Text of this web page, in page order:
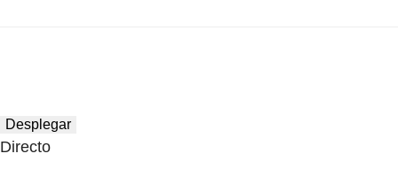
Desplegar
Directo